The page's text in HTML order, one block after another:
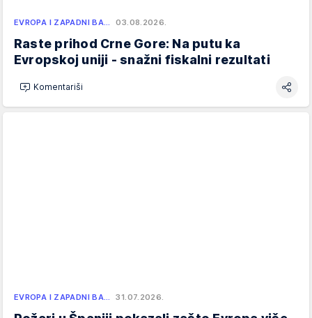
EVROPA I ZAPADNI BA… 03.08.2026.
Raste prihod Crne Gore: Na putu ka
Evropskoj uniji - snažni fiskalni rezultati
Komentariši
EVROPA I ZAPADNI BA… 31.07.2026.